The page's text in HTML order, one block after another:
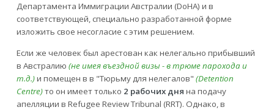
Департамента Иммиграции Австралии (DoHA) и в
соответствующей, специально разработанной форме
изложить свое несогласие с этим решением.
Если же человек был арестован как нелегально прибывший
в Австралию (не имея въездной визы - в трюме парохода и
т.д.)и помещен в в "Тюрьму для нелегалов" (Detention
Centre)то он имеет только 2 рабочих дня на подачу
апелляции в Refugee Review Tribunal (RRT). Однако, в